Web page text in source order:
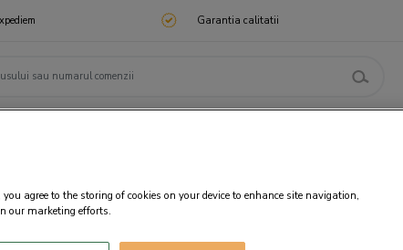
Garantia calitatii
Cadouri
agree to the storing of cookies on your device to enhance site navigation,
our marketing efforts.